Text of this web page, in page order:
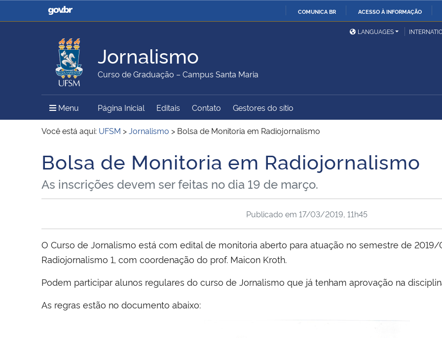
COMUNICA BR ACESSO À INFORMAÇÃO
Casa Civil
Ministério da Justiça e
Ministério da Defesa
Ministério das Relações
Exteriores
Ministério da Agricultura,
Pecuária e Abastecimento
Ministério da Educação
Ministério do Meio Ambiente Ministério do Turismo
Ministério do
Desenvolvimento Regional
Secretaria de Governo
Gabinete de Segurança
Institucional
Advocacia-Geral da União Banco Central do Brasil
LANGUAGES
Jornalismo
Curso de Graduação – Campus Santa Maria
Menu Menu Principal do Sítio
Página Inicial Editais Contato Gestores do sítio
Você está aqui: UFSM >Jornalismo > Bolsa de Monitoria em Radiojornalismo
Início do conteúdo
Bolsa de Monitoria em Radiojornalismo
As inscrições devem ser feitas no dia 19 de março.
Publicado em 17/03/2019, 11h45
O Curso de Jornalismo está com edital de monitoria aberto para atuação no semestre de 2019/
Radiojornalismo 1, com coordenação do prof. Maicon Kroth.
Podem participar alunos regulares do curso de Jornalismo que já tenham aprovação na
As regras estão no documento abaixo: